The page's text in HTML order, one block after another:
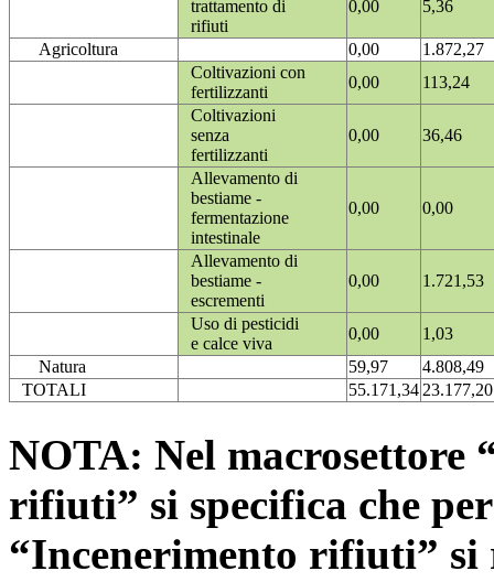
trattamento di
rifiuti
0,00 5,36
Agricoltura 0,00
1.872,27
Coltivazioni con
fertilizzanti
0,00
113,24
Coltivazioni
senza
fertilizzanti
0,00 36,46
Allevamento di
bestiame -
fermentazione
intestinale
0,00 0,00
Allevamento di
bestiame -
escrementi
0,00 1.721,53
Uso di pesticidi
e calce viva
0,00
1,03
Natura
59,97
4.808,49
TOTALI
55.171,3423.177,20
NOTA: Nel macrosettore
rifiuti” si specifica che
“Incenerimento rifiuti”